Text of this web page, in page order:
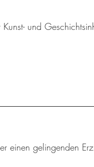
Kunst- und
einen gelingenden